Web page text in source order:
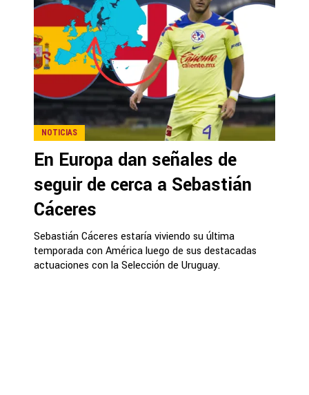
NOTICIAS
En Europa dan señales de
seguir de cerca a Sebastián
Cáceres
Sebastián Cáceres estaría viviendo su última
temporada con América luego de sus destacadas
actuaciones con la Selección de Uruguay.